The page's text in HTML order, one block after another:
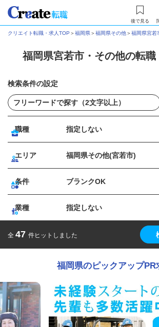
後で見る
クリエイト転職・求人TOP ＞福岡県＞福岡県その他＞福岡県宮若
福岡県宮若市・その他の転職
検索条件の設定
職種 指定しない
エリア 福岡県その他(宮若市)
条件 ブランクOK
業種 指定しない
全 47 件ヒットしました
福岡県のピックアップPR